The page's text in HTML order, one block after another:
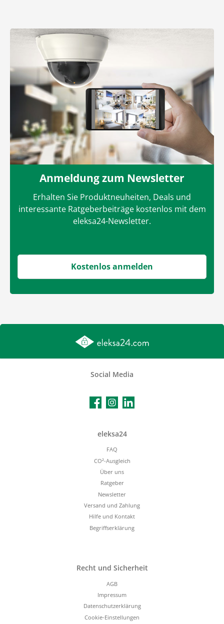
Anmeldung zum Newsletter
Erhalten Sie Produktneuheiten, Deals und
interessante Ratgeberbeiträge kostenlos mit dem
eleksa24-Newsletter.
Kostenlos anmelden
Social Media
FacebookInstagramLinkedIn
eleksa24
FAQ
CO²-Ausgleich
Über uns
Ratgeber
Newsletter
Versand und Zahlung
Hilfe und Kontakt
Begriffserklärung
Recht und Sicherheit
AGB
Impressum
Datenschutzerklärung
Cookie-Einstellungen